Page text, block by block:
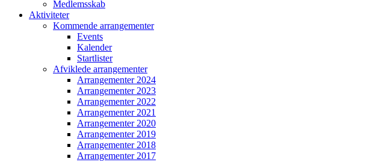
Medlemsskab
Aktiviteter
Kommende arrangementer
Events
Kalender
Startlister
Afviklede arrangementer
Arrangementer 2024
Arrangementer 2023
Arrangementer 2022
Arrangementer 2021
Arrangementer 2020
Arrangementer 2019
Arrangementer 2018
Arrangementer 2017